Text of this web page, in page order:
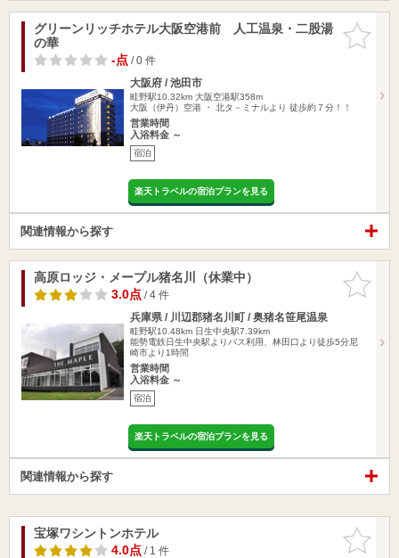
お気に入
りに追加
グリーンリッチホテル大阪空港前 人工温泉・二股湯
の華
-点/ 0 件
大阪府 / 池田市
畦野駅10.32km 大阪空港駅358m
大阪（伊丹）空港 ・ 北タ－ミナルより 徒歩約７分！！
営業時間
入浴料金 ～
宿泊
楽天トラベルの宿泊プランを見る
関連情報から探す
お気に入
りに追加
高原ロッジ・メープル猪名川（休業中）
3.0点/ 4 件
兵庫県 / 川辺郡猪名川町 / 奥猪名笹尾温泉
畦野駅10.48km 日生中央駅7.39km
能勢電鉄日生中央駅よりバス利用、林田口より徒歩5分尼
崎市より1時間
営業時間
入浴料金 ～
宿泊
楽天トラベルの宿泊プランを見る
関連情報から探す
お気に入
りに追加
宝塚ワシントンホテル
4.0点/ 1 件